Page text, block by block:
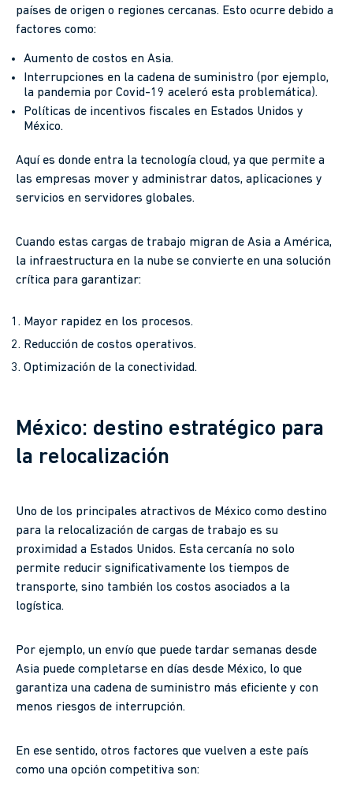
países de origen o regiones cercanas. Esto ocurre debido a
factores como:
Aumento de costos en Asia.
Interrupciones en la cadena de suministro (por ejemplo,
la pandemia por Covid-19 aceleró esta problemática).
Políticas de incentivos fiscales en Estados Unidos y
México.
Aquí es donde entra la tecnología cloud, ya que permite a
las empresas mover y administrar datos, aplicaciones y
servicios en servidores globales.
Cuando estas cargas de trabajo migran de Asia a América,
la infraestructura en la nube se convierte en una solución
crítica para garantizar:
Mayor rapidez en los procesos.
Reducción de costos operativos.
Optimización de la conectividad.
México: destino estratégico para
la relocalización
Uno de los principales atractivos de México como destino
para la relocalización de cargas de trabajo es su
proximidad a Estados Unidos. Esta cercanía no solo
permite reducir significativamente los tiempos de
transporte, sino también los costos asociados a la
logística.
Por ejemplo, un envío que puede tardar semanas desde
Asia puede completarse en días desde México, lo que
garantiza una cadena de suministro más eficiente y con
menos riesgos de interrupción.
En ese sentido, otros factores que vuelven a este país
como una opción competitiva son: